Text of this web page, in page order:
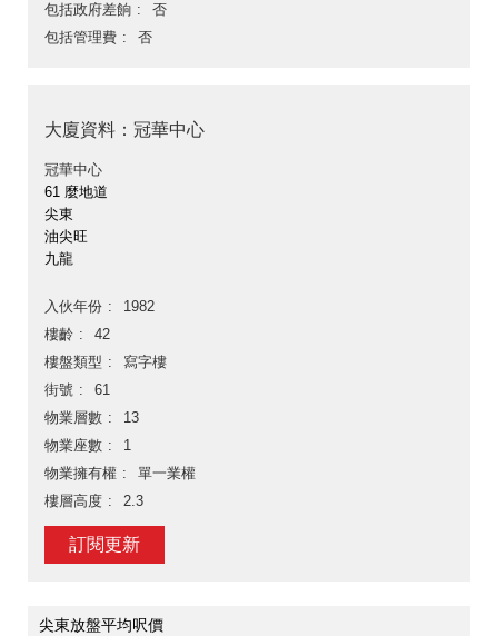
包括政府差餉
否
包括管理費
否
大廈資料：冠華中心
冠華中心
61 麼地道
尖東
油尖旺
九龍
入伙年份
1982
樓齡
42
樓盤類型
寫字樓
街號
61
物業層數
13
物業座數
1
物業擁有權
單一業權
樓層高度
2.3
訂閱更新
尖東放盤平均呎價